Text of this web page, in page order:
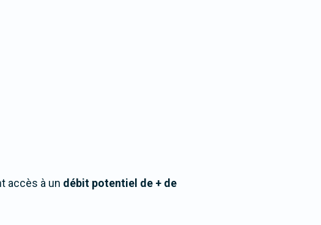
accès à un débit potentiel de + de